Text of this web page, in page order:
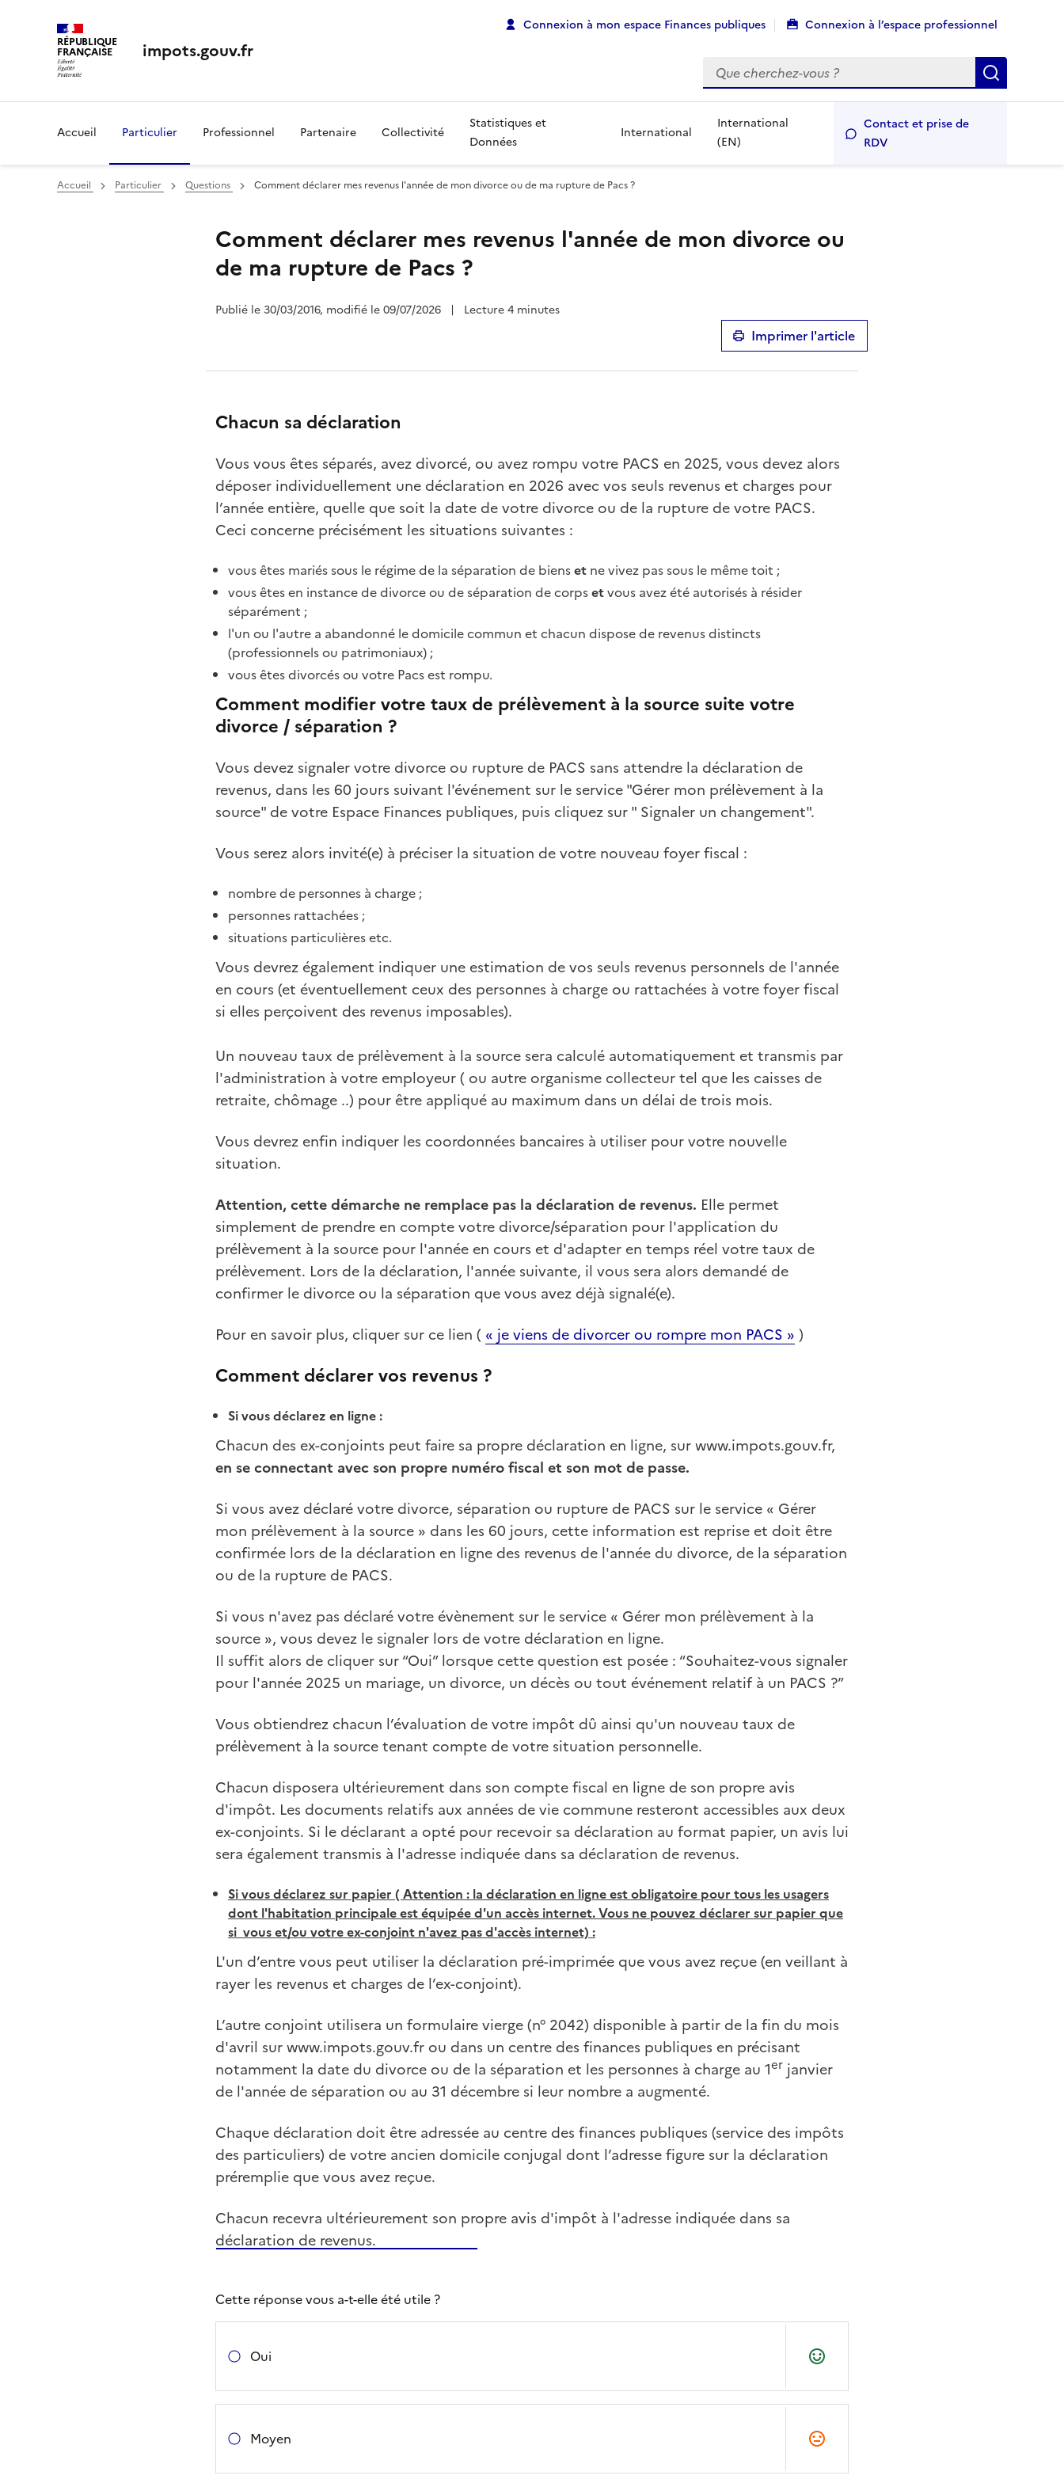
RÉPUBLIQUE
FRANÇAISE impots.gouv.fr
Connexion à mon espace Finances publiques Connexion à l’espace professionnel
Rechercher
Accueil Particulier Professionnel Partenaire Collectivité
Statistiques et
Données
International
International
(EN)
Contact et prise de
RDV
Accueil Particulier Questions Comment déclarer mes revenus l'année de mon divorce ou de ma rupture de Pacs ?
Comment déclarer mes revenus l'année de mon divorce ou
de ma rupture de Pacs ?
Publié le 30/03/2016, modifié le 09/07/2026 | Lecture 4 minutes
Imprimer l'article
Chacun sa déclaration
Vous vous êtes séparés, avez divorcé, ou avez rompu votre PACS en 2025, vous devez alors
déposer individuellement une déclaration en 2026 avec vos seuls revenus et charges pour
l’année entière, quelle que soit la date de votre divorce ou de la rupture de votre PACS.
Ceci concerne précisément les situations suivantes :
vous êtes mariés sous le régime de la séparation de bienset ne vivez pas sous le même toit ;
vous êtes en instance de divorce ou de séparation de corpsetvous avez été autorisés à résider
séparément ;
l'un ou l'autre a abandonné le domicile commun et chacun dispose de revenus distincts
(professionnels ou patrimoniaux) ;
vous êtes divorcés ou votre Pacs est rompu.
Comment modifier votre taux de prélèvement à la source suite votre
divorce / séparation ?
Vous devez signaler votre divorce ou rupture de PACS sans attendre la déclaration de
revenus, dans les 60 jours suivant l'événement sur le service "Gérer mon prélèvement à la
source" de votre Espace Finances publiques, puis cliquez sur " Signaler un changement".
Vous serez alors invité(e) à préciser la situation de votre nouveau foyer fiscal :
nombre de personnes à charge ;
personnes rattachées ;
situations particulières etc.
Vous devrez également indiquer une estimation de vos seuls revenus personnels de l'année
en cours (et éventuellement ceux des personnes à charge ou rattachées à votre foyer fiscal
si elles perçoivent des revenus imposables).
Un nouveau taux de prélèvement à la source sera calculé automatiquement et transmis par
l'administration à votre employeur ( ou autre organisme collecteur tel que les caisses de
retraite, chômage ..) pour être appliqué au maximum dans un délai de trois mois.
Vous devrez enfin indiquer les coordonnées bancaires à utiliser pour votre nouvelle
situation.
Attention, cette démarche ne remplace pas la déclaration de revenus. Elle permet
simplement de prendre en compte votre divorce/séparation pour l'application du
prélèvement à la source pour l'année en cours et d'adapter en temps réel votre taux de
prélèvement. Lors de la déclaration, l'année suivante, il vous sera alors demandé de
confirmer le divorce ou la séparation que vous avez déjà signalé(e).
Pour en savoir plus, cliquer sur ce lien ( « je viens de divorcer ou rompre mon PACS » )
Comment déclarer vos revenus ?
Si vous déclarez en ligne :
Chacun des ex-conjoints peut faire sa propre déclaration en ligne, sur www.impots.gouv.fr,
en se connectant avec son propre numéro fiscal et son mot de passe.
Si vous avez déclaré votre divorce, séparation ou rupture de PACS sur le service « Gérer
mon prélèvement à la source » dans les 60 jours, cette information est reprise et doit être
confirmée lors de la déclaration en ligne des revenus de l'année du divorce, de la séparation
ou de la rupture de PACS.
Si vous n'avez pas déclaré votre évènement sur le service « Gérer mon prélèvement à la
source », vous devez le signaler lors de votre déclaration en ligne.
Il suffit alors de cliquer sur “Oui” lorsque cette question est posée : “Souhaitez-vous signaler
pour l'année 2025 un mariage, un divorce, un décès ou tout événement relatif à un PACS ?”
Vous obtiendrez chacun l’évaluation de votre impôt dû ainsi qu'un nouveau taux de
prélèvement à la source tenant compte de votre situation personnelle.
Chacun disposera ultérieurement dans son compte fiscal en ligne de son propre avis
d'impôt. Les documents relatifs aux années de vie commune resteront accessibles aux deux
ex-conjoints. Si le déclarant a opté pour recevoir sa déclaration au format papier, un avis lui
sera également transmis à l'adresse indiquée dans sa déclaration de revenus.
Si vous déclarez sur papier ( Attention : la déclaration en ligne est obligatoire pour tous les usagers
dont l'habitation principale est équipée d'un accès internet. Vous ne pouvez déclarer sur papier que
si vous et/ou votre ex-conjoint n'avez pas d'accès internet) :
L'un d’entre vous peut utiliser la déclaration pré-imprimée que vous avez reçue (en veillant à
rayer les revenus et charges de l’ex-conjoint).
L’autre conjoint utilisera un formulaire vierge (n° 2042) disponible à partir de la fin du mois
d'avril sur www.impots.gouv.fr ou dans un centre des finances publiques en précisant
notamment la date du divorce ou de la séparation et les personnes à charge au 1er janvier
de l'année de séparation ou au 31 décembre si leur nombre a augmenté.
Chaque déclaration doit être adressée au centre des finances publiques (service des impôts
des particuliers) de votre ancien domicile conjugal dont l’adresse figure sur la déclaration
préremplie que vous avez reçue.
Chacun recevra ultérieurement son propre avis d'impôt à l'adresse indiquée dans sa
déclaration de revenus.
Cette réponse vous a-t-elle été utile ?
Oui
Moyen